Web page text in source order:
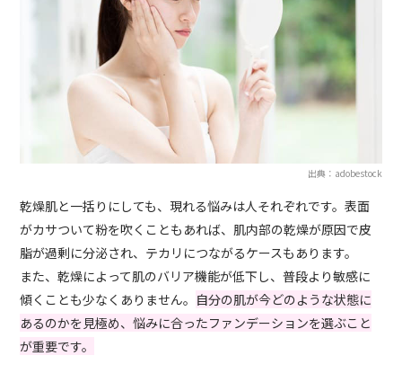
出典：adobestock
乾燥肌と一括りにしても、現れる悩みは人それぞれです。表面
がカサついて粉を吹くこともあれば、肌内部の乾燥が原因で皮
脂が過剰に分泌され、テカリにつながるケースもあります。
また、乾燥によって肌のバリア機能が低下し、普段より敏感に
傾くことも少なくありません。 自分の肌が今どのような状態に
あるのかを見極め、悩みに合ったファンデーションを選ぶこと
が重要です。